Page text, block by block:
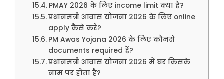
PMAY 2026 के लिए income limit क्या है?
प्रधानमंत्री आवास योजना 2026 के लिए online
apply कैसे करें?
PM Awas Yojana 2026 के लिए कौनसे
documents required हैं?
प्रधानमंत्री आवास योजना 2026 में घर किसके
नाम पर होता है?